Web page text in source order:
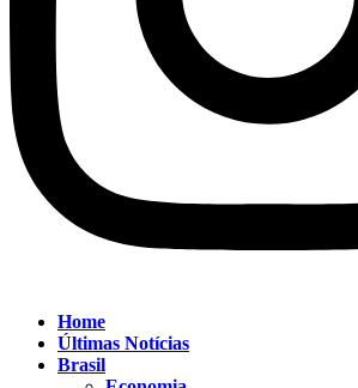
Home
Últimas Notícias
Brasil